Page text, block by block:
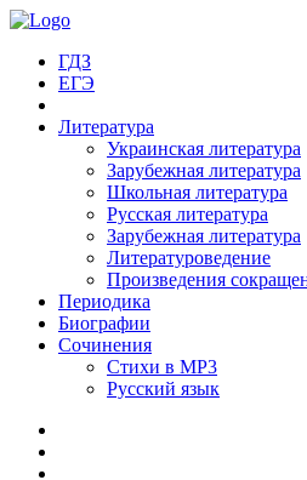
ГДЗ
ЕГЭ
Литература
Украинская литература
Зарубежная литература
Школьная литература
Русская литература
Зарубежная литература
Литературоведение
Произведения
Периодика
Биографии
Сочинения
Стихи в MP3
Русский язык